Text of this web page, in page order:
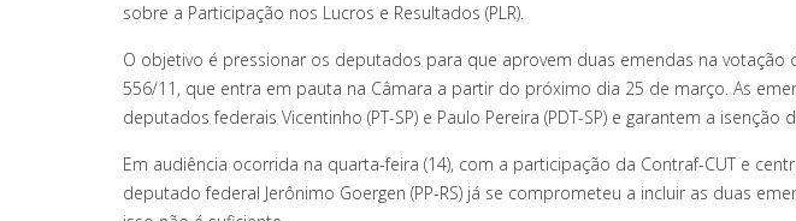
sobre a Participação nos Lucros e Resultados (PLR).
O objetivo é pressionar os deputados para que aprovem duas emendas na votação
556/11, que entra em pauta na Câmara a partir do próximo dia 25 de março. As
deputados federais Vicentinho (PT-SP) e Paulo Pereira (PDT-SP) e garantem a isenção
Em audiência ocorrida na quarta-feira (14), com a participação da Contraf-CUT e
deputado federal Jerônimo Goergen (PP-RS) já se comprometeu a incluir as duas